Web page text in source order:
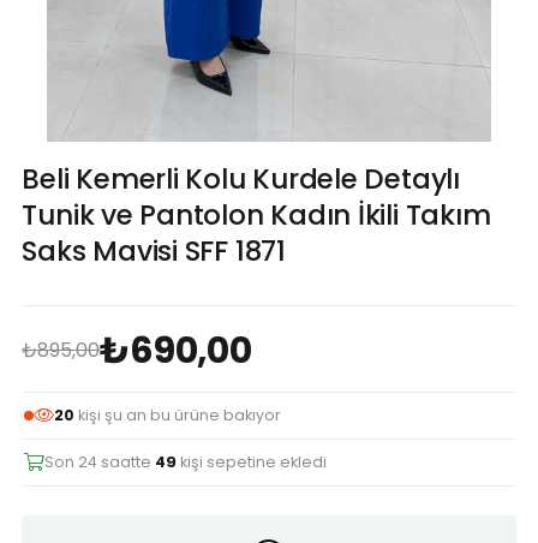
Beli Kemerli Kolu Kurdele Detaylı
Tunik ve Pantolon Kadın İkili Takım
Saks Mavisi SFF 1871
₺895,00₺690,00
20 kişi şu an bu ürüne bakıyor
Son 24 saatte 49 kişi sepetine ekledi